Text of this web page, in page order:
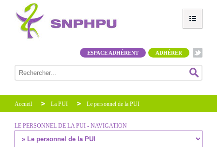
ADHÉRER
ESPACE ADHÉRENT
Accueil La PUI Le personnel de la PUI
LE PERSONNEL DE LA PUI - NAVIGATION